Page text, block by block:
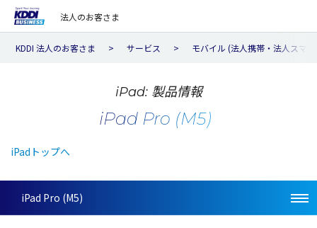
法人のお客さま
KDDI 法人のお客さま サービス モバイル (法人携帯・法人スマ
iPad: 製品情報
iPad Pro (M5)
iPadトップへ
iPad Pro (M5)